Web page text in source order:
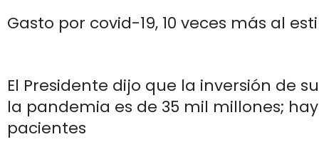
Gasto por covid-19, 10 veces más al
El Presidente dijo que la inversión de
la pandemia es de 35 mil millones;
pacientes